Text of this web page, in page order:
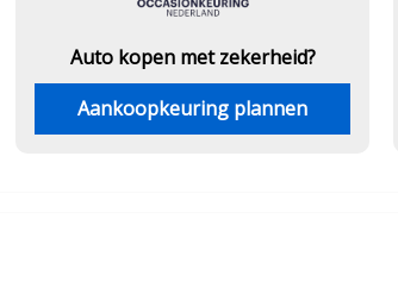
Auto kopen met zekerheid?
Aankoopkeuring plannen